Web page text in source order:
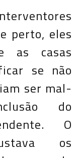
perto, eles
as casas
se não
ser mal-
do
O
os